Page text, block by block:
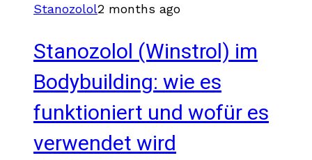
Stanozolol2 months ago
Stanozolol (Winstrol) im
Bodybuilding: wie es
funktioniert und wofür es
verwendet wird